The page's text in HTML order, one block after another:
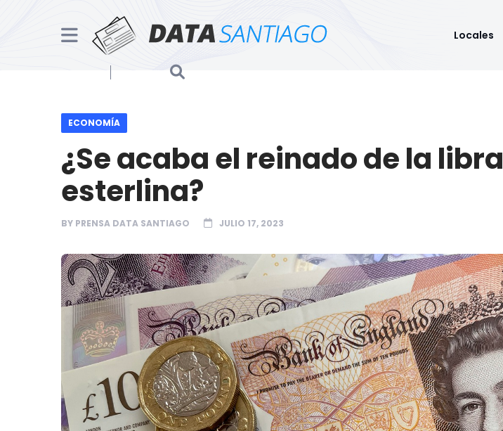
Locales
ECONOMÍA
¿Se acaba el reinado de la libra
esterlina?
BY PRENSA DATA SANTIAGO JULIO 17, 2023